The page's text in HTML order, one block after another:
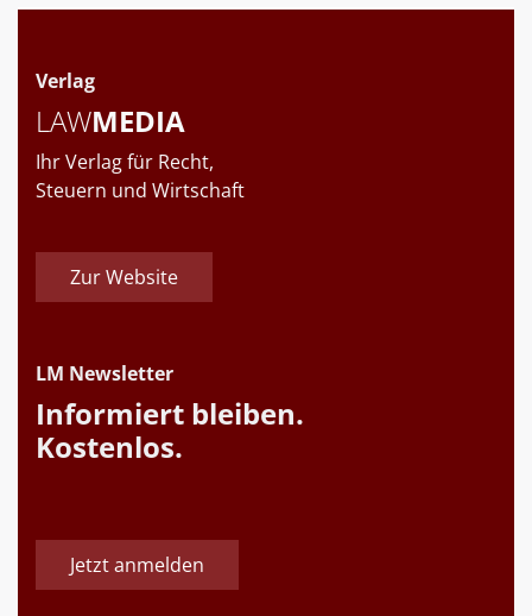
Verlag
LAWMEDIA
Ihr Verlag für Recht,
Steuern und Wirtschaft
Zur Website
LM Newsletter
Informiert bleiben.
Kostenlos.
Jetzt anmelden